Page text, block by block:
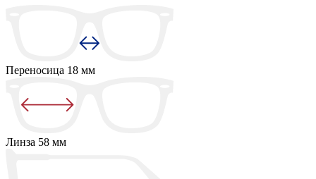
Переносица 18 мм
Линза 58 мм